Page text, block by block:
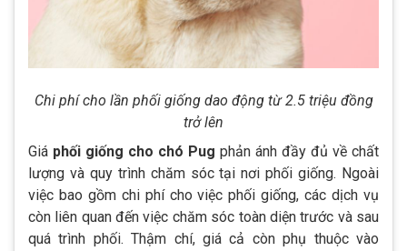
Chi phí cho lần phối giống dao động từ 2.5 triệu đồng
trở lên
Giá phối giống cho chó Pug phản ánh đầy đủ về chất
lượng và quy trình chăm sóc tại nơi phối giống. Ngoài
việc bao gồm chi phí cho việc phối giống, các dịch vụ
còn liên quan đến việc chăm sóc toàn diện trước và sau
quá trình phối. Thậm chí, giá cả còn phụ thuộc vào